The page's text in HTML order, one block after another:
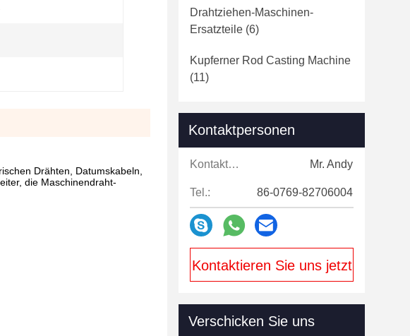
Drähten, Datumskabeln,
die Maschinendraht-
Drahtziehen-Maschinen-
Ersatzteile (6)
Kupferner Rod Casting Machine
(11)
Kontaktpersonen
Kontaktpersonen: Mr. Andy
Tel.: 86-0769-82706004
Kontaktieren Sie uns jetzt
Verschicken Sie uns